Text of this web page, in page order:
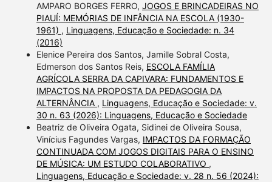
AMPARO BORGES FERRO, JOGOS E BRINCADEIRAS NO
PIAUÍ: MEMÓRIAS DE INFÂNCIA NA ESCOLA (1930-
1961) , Linguagens, Educação e Sociedade: n. 34
(2016)
Elenice Pereira dos Santos, Jamille Sobral Costa,
Edmerson dos Santos Reis, ESCOLA FAMÍLIA
AGRÍCOLA SERRA DA CAPIVARA: FUNDAMENTOS E
IMPACTOS NA PROPOSTA DA PEDAGOGIA DA
ALTERNÂNCIA , Linguagens, Educação e Sociedade: v.
30 n. 63 (2026): Linguagens, Educação e Sociedade
Beatriz de Oliveira Ogata, Sidinei de Oliveira Sousa,
Vinícius Fagundes Vargas, IMPACTOS DA FORMAÇÃO
CONTINUADA COM JOGOS DIGITAIS PARA O ENSINO
DE MÚSICA: UM ESTUDO COLABORATIVO ,
Linguagens, Educação e Sociedade: v. 28 n. 56 (2024):